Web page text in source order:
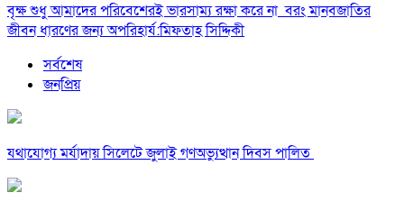
বৃক্ষ শুধু আমাদের পরিবেশেরই ভারসাম্য রক্ষা করে না বরং মানবজাতির
জীবন ধারণের জন্য অপরিহার্য:মিফতাহ সিদ্দিকী
সর্বশেষ
জনপ্রিয়
যথাযোগ্য মর্যাদায় সিলেটে জুলাই গণঅভ্যুত্থান দিবস পালিত